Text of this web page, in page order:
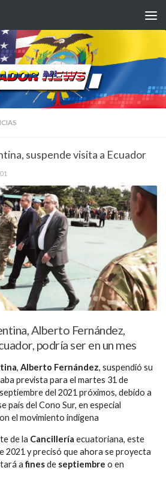
suspende visita a Ecuador
Alberto Fernández,
podría ser en un mes
, Alberto Fernández, suspendió su
prevista para el martes 31 de
del 2021 próximos, debido a
país del Cono Sur, en especial
el movimiento indígena
de la Cancillería ecuatoriana, este
2021 y precisó que ahora se proyecta
a finesde septiembre o en